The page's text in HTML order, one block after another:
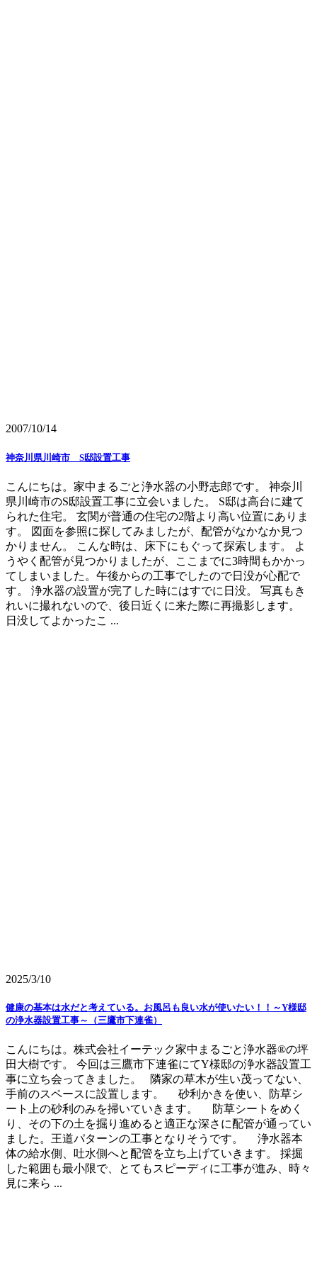
2007/10/14
神奈川県川崎市 S邸設置工事
こんにちは。家中まるごと浄水器の小野志郎です。 神奈川
県川崎市のS邸設置工事に立会いました。 S邸は高台に建て
られた住宅。 玄関が普通の住宅の2階より高い位置にありま
す。 図面を参照に探してみましたが、配管がなかなか見つ
かりません。 こんな時は、床下にもぐって探索します。 よ
うやく配管が見つかりましたが、ここまでに3時間もかかっ
てしまいました。午後からの工事でしたので日没が心配で
す。 浄水器の設置が完了した時にはすでに日没。 写真もき
れいに撮れないので、後日近くに来た際に再撮影します。
日没してよかったこ ...
2025/3/10
健康の基本は水だと考えている。お風呂も良い水が使いたい！！～Y様邸
の浄水器設置工事～（三鷹市下連雀）
こんにちは。株式会社イーテック家中まるごと浄水器®の坪
田大樹です。 今回は三鷹市下連雀にてY様邸の浄水器設置工
事に立ち会ってきました。 隣家の草木が生い茂ってない、
手前のスペースに設置します。 砂利かきを使い、防草シ
ート上の砂利のみを掃いていきます。 防草シートをめく
り、その下の土を掘り進めると適正な深さに配管が通ってい
ました。王道パターンの工事となりそうです。 浄水器本
体の給水側、吐水側へと配管を立ち上げていきます。 採掘
した範囲も最小限で、とてもスピーディに工事が進み、時々
見に来ら ...